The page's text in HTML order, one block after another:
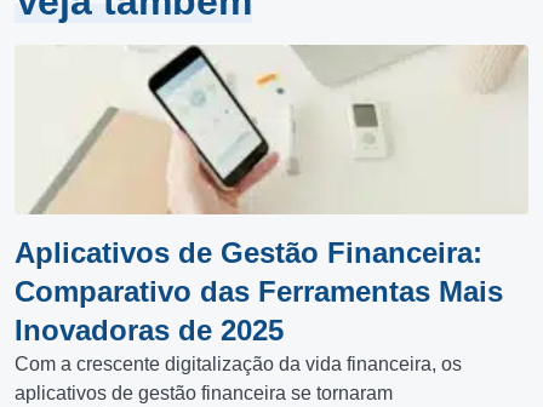
Aplicativos de Gestão Financeira:
Comparativo das Ferramentas Mais
Inovadoras de 2025
Com a crescente digitalização da vida financeira, os
aplicativos de gestão financeira se tornaram